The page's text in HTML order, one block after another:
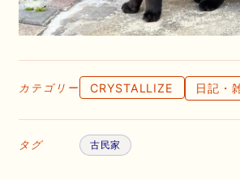
カテゴリー CRYSTALLIZE 日記・
タグ 古民家